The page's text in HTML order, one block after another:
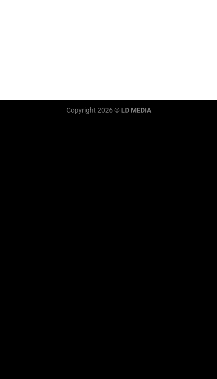
Copyright 2026 © LD MEDIA